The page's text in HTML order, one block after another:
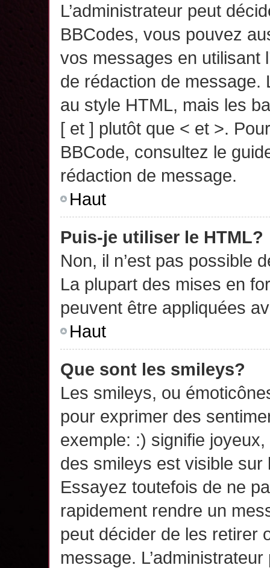
L’administrateur peut
BBCodes, vous pouvez
vos messages en utilisant
de rédaction de message.
au style HTML, mais les
[ et ] plutôt que < et >.
BBCode, consultez le
rédaction de message.
Haut
Puis-je utiliser le HTML?
Non, il n’est pas possible
La plupart des mises en
peuvent être appliquées
Haut
Que sont les smileys?
Les smileys, ou
pour exprimer des
exemple: :) signifie
des smileys est visible
Essayez toutefois de ne
rapidement rendre un
peut décider de les retirer
message.